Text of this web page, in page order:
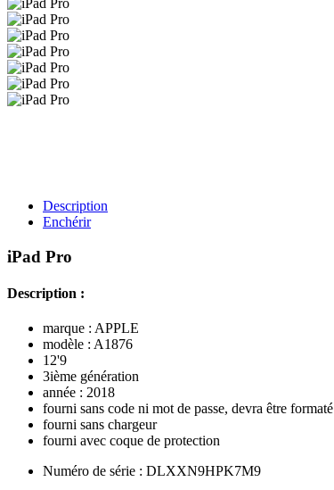
Description
Enchérir
iPad Pro
Description :
marque : APPLE
modèle : A1876
12'9
3ième génération
année : 2018
fourni sans code ni mot de passe, devra être formaté
fourni sans chargeur
fourni avec coque de protection
Numéro de série : DLXXN9HPK7M9